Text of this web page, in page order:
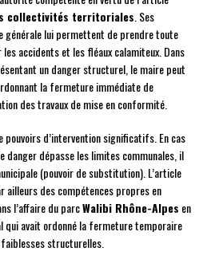
collectivités territoriales . Ses
générale lui permettent de prendre toute
accidents et les fléaux calamiteux. Dans
un danger structurel, le maire peut
la fermeture immédiate de
des travaux de mise en conformité.
pouvoirs d’intervention significatifs. En cas
danger dépasse les limites communales, il
(pouvoir de substitution). L’article
ailleurs des compétences propres en
l’affaire du parcWalibi Rhône-Alpes en
qui avait ordonné la fermeture temporaire
structurelles.